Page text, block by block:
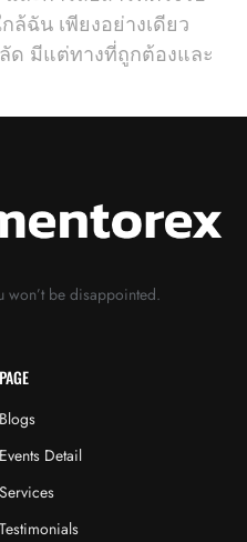
ล้ฉัน เพียงอย่างเดียว
ด มีแต่ทางที่ถูกต้องและ
won’t be disappointed.
PAGE
Blogs
Events Detail
Services
Testimonials